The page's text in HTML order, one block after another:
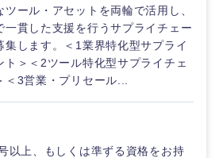
ール・アセットを両輪で活用し、
一貫した支援を行うサプライチェー
集します。＜1業界特化型サプライ
ト＞＜2ツール特化型サプライチェ
3営業・プリセール...
以上、もしくは準ずる資格をお持